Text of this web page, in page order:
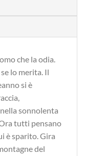
che la odia.
lo merita. Il
si è
sonnolenta
tutti pensano
è sparito. Gira
del